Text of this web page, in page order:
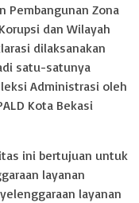
Pembangunan Zona
dan Wilayah
dilaksanakan
satu-satunya
Administrasi oleh
Kota Bekasi
ini bertujuan untuk
layanan
layanan